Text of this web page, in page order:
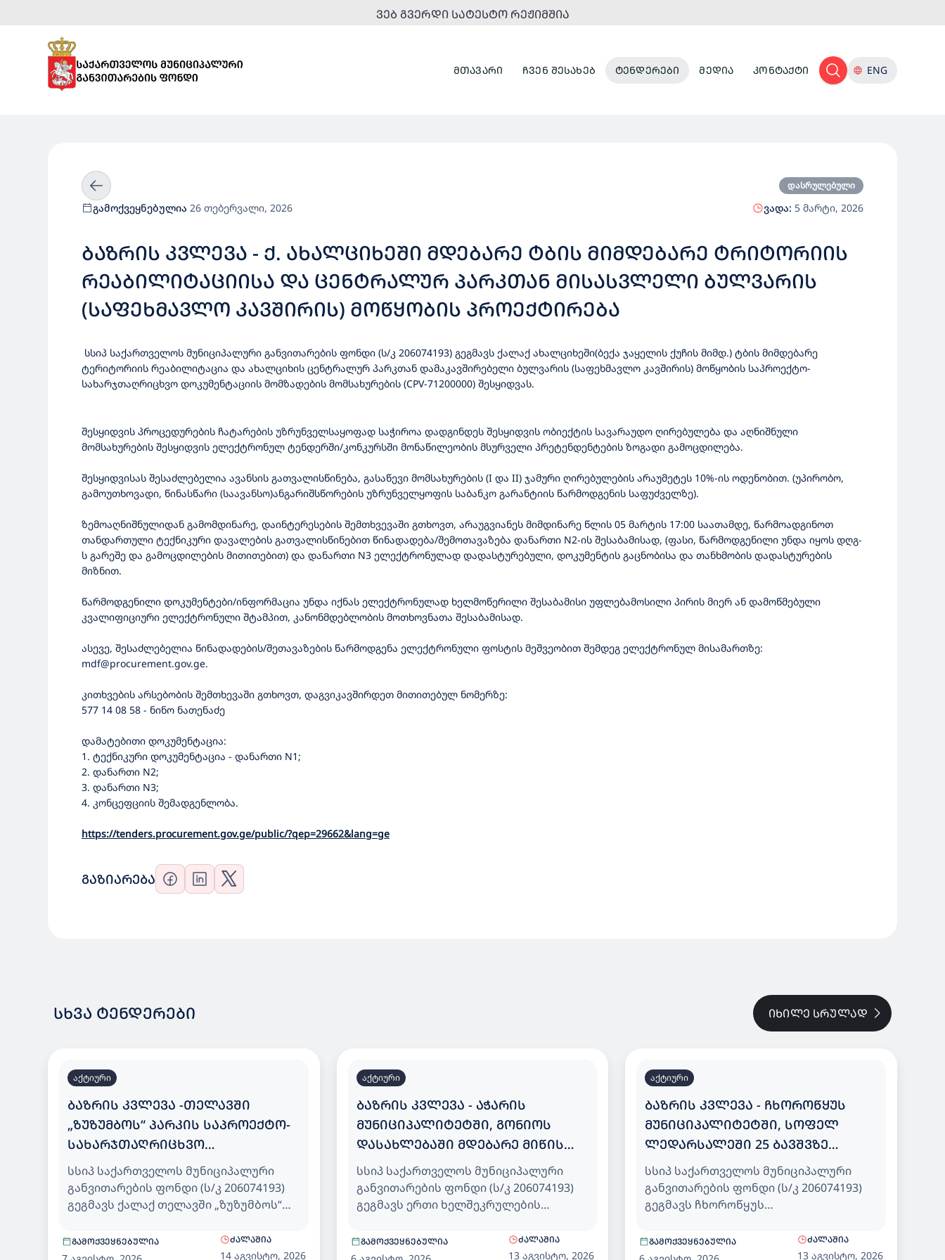
ᲕᲔᲑ ᲒᲕᲔᲠᲓᲘ ᲡᲐᲢᲔᲡᲢᲝ ᲠᲔᲟᲘᲛᲨᲘᲐ
ᲛᲗᲐᲕᲐᲠᲘ ᲩᲕᲔᲜ ᲨᲔᲡᲐᲮᲔᲑ ᲢᲔᲜᲓᲔᲠᲔᲑᲘ ᲛᲔᲓᲘᲐ ᲙᲝᲜᲢᲐᲥᲢᲘ ENG
დასრულებული
გამოქვეყნებულია 26 თებერვალი, 2026 ვადა: 5 მარტი, 2026
ᲑᲐᲖᲠᲘᲡ ᲙᲕᲚᲔᲕᲐ - Ქ. ᲐᲮᲐᲚᲪᲘᲮᲔᲨᲘ ᲛᲓᲔᲑᲐᲠᲔ ᲢᲑᲘᲡ ᲛᲘᲛᲓᲔᲑᲐᲠᲔ ᲢᲠᲘᲢᲝᲠᲘᲘᲡ
ᲠᲔᲐᲑᲘᲚᲘᲢᲐᲪᲘᲘᲡᲐ ᲓᲐ ᲪᲔᲜᲢᲠᲐᲚᲣᲠ ᲞᲐᲠᲙᲗᲐᲜ ᲛᲘᲡᲐᲡᲕᲚᲔᲚᲘ ᲑᲣᲚᲕᲐᲠᲘᲡ
(ᲡᲐᲤᲔᲮᲛᲐᲕᲚᲝ ᲙᲐᲕᲨᲘᲠᲘᲡ) ᲛᲝᲬᲧᲝᲑᲘᲡ ᲞᲠᲝᲔᲥᲢᲘᲠᲔᲑᲐ
სსიპ საქართველოს მუნიციპალური განვითარების ფონდი (ს/კ 206074193) გეგმავს ქალაქ ახალციხეში(ბექა ჯაყელის ქუჩის მიმდ.) ტბის მიმდებარე
ტერიტორიის რეაბილიტაცია და ახალციხის ცენტრალურ პარკთან დამაკავშირებელი ბულვარის (საფეხმავლო კავშირის) მოწყობის საპროექტო-
სახარჯთაღრიცხვო დოკუმენტაციის მომზადების მომსახურების (CPV-71200000) შესყიდვას.
შესყიდვის პროცედურების ჩატარების უზრუნველსაყოფად საჭიროა დადგინდეს შესყიდვის ობიექტის სავარაუდო ღირებულება და აღნიშნული
მომსახურების შესყიდვის ელექტრონულ ტენდერში/კონკურსში მონაწილეობის მსურველი პრეტენდენტების ზოგადი გამოცდილება.
შესყიდვისას შესაძლებელია ავანსის გათვალისწინება, გასაწევი მომსახურების (I და II) ჯამური ღირებულების არაუმეტეს 10%-ის ოდენობით. (უპირობო,
გამოუთხოვადი, წინასწარი (საავანსო)ანგარიშსწორების უზრუნველყოფის საბანკო გარანტიის წარმოდგენის საფუძველზე).
ზემოაღნიშნულიდან გამომდინარე, დაინტერესების შემთხვევაში გთხოვთ, არაუგვიანეს მიმდინარე წლის 05 მარტის 17:00 საათამდე, წარმოადგინოთ
თანდართული ტექნიკური დავალების გათვალისწინებით წინადადება/შემოთავაზება დანართი N2-ის შესაბამისად, (ფასი, წარმოდგენილი უნდა იყოს დღგ-
ს გარეშე და გამოცდილების მითითებით) და დანართი N3 ელექტრონულად დადასტურებული, დოკუმენტის გაცნობისა და თანხმობის დადასტურების
მიზნით.
წარმოდგენილი დოკუმენტები/ინფორმაცია უნდა იქნას ელექტრონულად ხელმოწერილი შესაბამისი უფლებამოსილი პირის მიერ ან დამოწმებული
კვალიფიციური ელექტრონული შტამპით, კანონმდებლობის მოთხოვნათა შესაბამისად.
ასევე, შესაძლებელია წინადადების/შეთავაზების წარმოდგენა ელექტრონული ფოსტის მეშვეობით შემდეგ ელექტრონულ მისამართზე:
mdf@procurement.gov.ge.
კითხვების არსებობის შემთხევაში გთხოვთ, დაგვიკავშირდეთ მითითებულ ნომერზე:
577 14 08 58 - ნინო ნათენაძე
დამატებითი დოკუმენტაცია:
1. ტექნიკური დოკუმენტაცია - დანართი N1;
2. დანართი N2;
3. დანართი N3;
4. კონცეფციის შემადგენლობა.
https://tenders.procurement.gov.ge/public/?qep=29662&lang=ge
ᲒᲐᲖᲘᲐᲠᲔᲑᲐ
ᲡᲮᲕᲐ ᲢᲔᲜᲓᲔᲠᲔᲑᲘ ᲘᲮᲘᲚᲔ ᲡᲠᲣᲚᲐᲓ
აქტიური
ᲑᲐᲖᲠᲘᲡ ᲙᲕᲚᲔᲕᲐ -ᲗᲔᲚᲐᲕᲨᲘ
„ᲖᲣᲖᲣᲛᲑᲝᲡ“ ᲞᲐᲠᲙᲘᲡ ᲡᲐᲞᲠᲝᲔᲥᲢᲝ-
ᲡᲐᲮᲐᲠᲯᲗᲐᲦᲠᲘᲪᲮᲕᲝ
ᲓᲝᲙᲣᲛᲔᲜᲢᲐᲪᲘᲘᲡ ᲛᲝᲛᲖᲐᲓᲔᲑᲘᲡ
ᲛᲝᲛᲡᲐᲮᲣᲠᲔᲑᲘᲡ ᲡᲐᲮᲔᲚᲛᲬᲘᲤᲝ
ᲨᲔᲡᲧᲘᲓᲕᲐ
სსიპ საქართველოს მუნიციპალური
განვითარების ფონდი (ს/კ 206074193)
გეგმავს ქალაქ თელავში „ზუზუმბოს“
დოკუმენტაციის მომზადების
მომსახურების (CPV71200000)
ᲒᲐᲛᲝᲥᲕᲔᲧᲜᲔᲑᲣᲚᲘᲐ ᲫᲐᲚᲐᲨᲘᲐ
14 აგვისტო, 2026
აქტიური
ᲑᲐᲖᲠᲘᲡ ᲙᲕᲚᲔᲕᲐ - ᲐᲭᲐᲠᲘᲡ
ᲛᲣᲜᲘᲪᲘᲞᲐᲚᲘᲢᲔᲢᲨᲘ, ᲒᲝᲜᲘᲝᲡ
ᲓᲐᲡᲐᲮᲚᲔᲑᲐᲨᲘ ᲛᲓᲔᲑᲐᲠᲔ ᲛᲘᲬᲘᲡ
ᲜᲐᲙᲕᲔᲗᲖᲔ 200 ᲑᲐᲕᲨᲕᲖᲔ
ᲒᲐᲗᲕᲚᲘᲚᲘ ᲡᲐᲑᲐᲕᲨᲕᲝ ᲑᲐᲦᲘ
სსიპ საქართველოს მუნიციპალური
განვითარების ფონდი (ს/კ 206074193)
გეგმავს ერთი ხელშეკრულების
აჭარის მუნიციპალიტეტში, გონიოს
დასახლებაში მდებარე მიწის ნაკვეთზე
ᲒᲐᲛᲝᲥᲕᲔᲧᲜᲔᲑᲣᲚᲘᲐ ᲫᲐᲚᲐᲨᲘᲐ
13 აგვისტო, 2026
აქტიური
ᲑᲐᲖᲠᲘᲡ ᲙᲕᲚᲔᲕᲐ - ᲩᲮᲝᲠᲝᲬᲧᲣᲡ
ᲛᲣᲜᲘᲪᲘᲞᲐᲚᲘᲢᲔᲢᲨᲘ, ᲡᲝᲤᲔᲚ
ᲚᲔᲓᲐᲠᲡᲐᲚᲔᲨᲘ 25 ᲑᲐᲕᲨᲕᲖᲔ
ᲒᲐᲗᲕᲚᲘᲚᲘ ᲡᲐᲑᲐᲕᲨᲕᲝ ᲑᲐᲦᲘ
სსიპ საქართველოს მუნიციპალური
განვითარების ფონდი (ს/კ 206074193)
გეგმავს ჩხოროწყუს
ლედარსალეში 25 ბავშვზე გათვლილი
საბავშვო ბაღისთვის, დეტალური
ᲒᲐᲛᲝᲥᲕᲔᲧᲜᲔᲑᲣᲚᲘᲐ ᲫᲐᲚᲐᲨᲘᲐ
13 აგვისტო, 2026